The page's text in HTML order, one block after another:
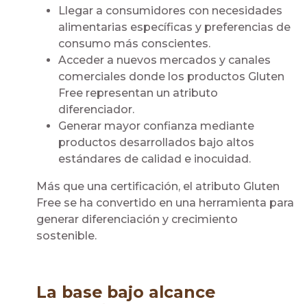
Llegar a consumidores con necesidades
alimentarias específicas y preferencias de
consumo más conscientes.
Acceder a nuevos mercados y canales
comerciales donde los productos Gluten
Free representan un atributo
diferenciador.
Generar mayor confianza mediante
productos desarrollados bajo altos
estándares de calidad e inocuidad.
Más que una certificación, el atributo Gluten
Free se ha convertido en una herramienta para
generar diferenciación y crecimiento
sostenible.
La base bajo alcance